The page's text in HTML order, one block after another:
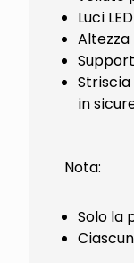
Luci
Striscia
in
Nota:
Solo la